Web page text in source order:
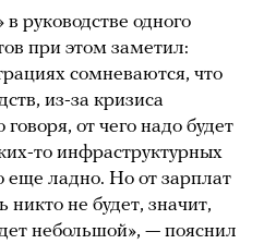
руководстве одного
при этом заметил:
сомневаются, что
из-за кризиса
от чего надо будет
то инфраструктурных
еще ладно. Но от зарплат
не будет, значит,
небольшой», — пояснил